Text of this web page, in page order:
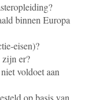
binnen Europa
eisen)?
zijn er?
voldoet aan
op basis van